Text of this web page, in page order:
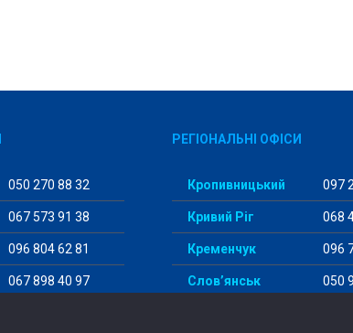
050 270 88 32
067 573 91 38
096 804 62 81
067 898 40 97
РЕГІОНАЛЬНІ ОФІСИ
Кропивницький 097
Кривий Ріг 068
Кременчук 096
Слов’янськ 050